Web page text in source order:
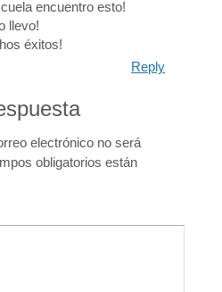
encuentro esto!
llevo!
éxitos!
Reply
electrónico no será
obligatorios están